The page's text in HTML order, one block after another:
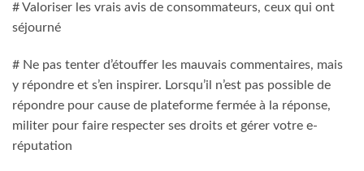
# Valoriser les vrais avis de consommateurs, ceux qui ont
séjourné
# Ne pas tenter d’étouffer les mauvais commentaires, mais
y répondre et s’en inspirer. Lorsqu’il n’est pas possible de
répondre pour cause de plateforme fermée à la réponse,
militer pour faire respecter ses droits et gérer votre e-
réputation